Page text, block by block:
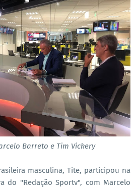
Barreto e Tim Vickery
masculina, Tite, participou na
do "Redação Sportv", com Marcelo